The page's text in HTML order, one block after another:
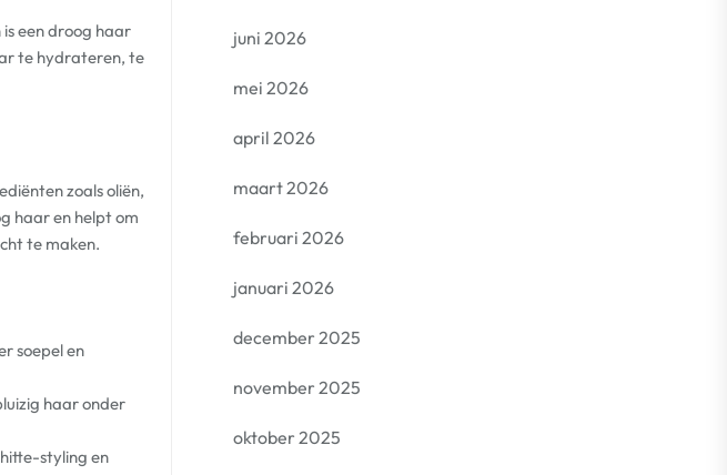
een droog haar
te hydrateren, te
zoals oliën,
haar en helpt om
te maken.
soepel en
haar onder
styling en
juni 2026
mei 2026
april 2026
maart 2026
februari 2026
januari 2026
december 2025
november 2025
oktober 2025